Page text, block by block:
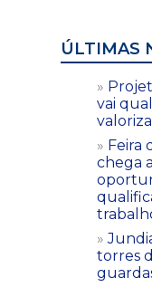
ÚLTIMAS
vai
Feira
chega
torres